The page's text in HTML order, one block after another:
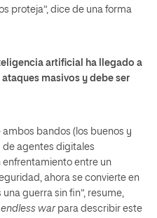
proteja”, dice de una forma
artificial ha llegado a
masivos y debe ser
bandos (los buenos y
de agentes digitales
enfrentamiento entre un
ahora se convierte en
guerra sin fin”, resume,
endless warpara describir este